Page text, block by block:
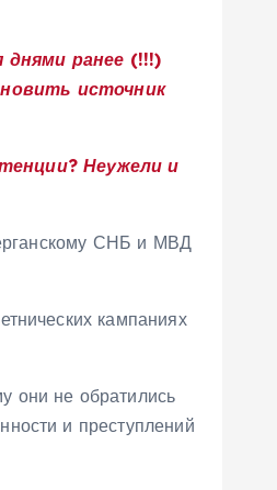
днями ранее (!!!)
источник
Неужели и
СНБ и МВД
кампаниях
они не обратились
и преступлений